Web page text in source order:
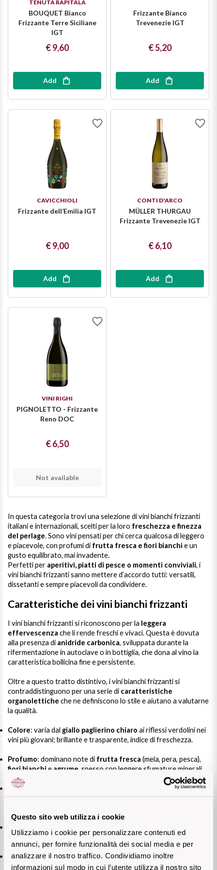
Questo sito web utilizza i cookie
Utilizziamo i cookie per personalizzare contenuti ed
annunci, per fornire funzionalità dei social media e per
analizzare il nostro traffico. Condividiamo inoltre
informazioni sul modo in cui l’utente utilizza il nostro sito
Melini
Re Manfredi
Tenuta Rapitala'
La Selvanella
Bordeaux
Emilia Romagna
Friuli Venezia Giulia
Lombardia
Piemonte
Toscana
Trentino
Umbria
Veneto
Casali 1900
Lambrusco and Spergola
Nebbiolo
Pinot Nero
Primitivo
Prosecco
Sauvignon
Sforzato di Valtellina
Soave
Trento DOC
Valpolicella
Alcohol Free
Emilian Wines
Friulian Wines
Lazio Wines
Lomabrdia Wines
Puglia Wines
Sicilian Wines
Tuscan Wines
Trentino Wines
Umbrian wines
Veneto Wines
Champagne wines
Bordeaux wines
See all
Find out more
SICILY WHITE
WINES
Find out more
TENUTA RAPITALÀ
BOUQUET Bianco
Frizzante Terre Siciliane
IGT
€ 9,60
Add
Frizzante Bianco
Trevenezie IGT
€ 5,20
Add
CAVICCHIOLI
Frizzante dell’Emilia IGT
€ 9,00
Add
CONTI D'ARCO
MÜLLER THURGAU
Frizzante Trevenezie IGT
€ 6,10
Add
VINI RIGHI
PIGNOLETTO - Frizzante
Reno DOC
€ 6,50
Not available
In questa categoria trovi una selezione di vini bianchi frizzanti
italiani e internazionali, scelti per la loro freschezza e finezza
del perlage. Sono vini pensati per chi cerca qualcosa di leggero
e piacevole, con profumi di frutta fresca e fiori bianchi e un
gusto equilibrato, mai invadente.
Perfetti per aperitivi, piatti di pesce o momenti conviviali, i
vini bianchi frizzanti sanno mettere d’accordo tutti: versatili,
dissetanti e sempre piacevoli da condividere.
Caratteristiche dei vini bianchi frizzanti
I vini bianchi frizzanti si riconoscono per la leggera
effervescenza che li rende freschi e vivaci. Questa è dovuta
alla presenza di anidride carbonica, sviluppata durante la
rifermentazione in autoclave o in bottiglia, che dona al vino la
caratteristica bollicina fine e persistente.
Oltre a questo tratto distintivo, i vini bianchi frizzanti si
contraddistinguono per una serie di caratteristiche
organolettiche che ne definiscono lo stile e aiutano a valutarne
la qualità.
Colore: varia dal giallo paglierino chiaro ai riflessi verdolini nei
vini più giovani; brillante e trasparente, indice di freschezza.
Profumo: dominano note di frutta fresca (mela, pera, pesca),
fiori bianchi e agrume , spesso con leggere sfumature minerali.
Gusto fresco, leggermente secco o morbido, con
una sensazione vivace e dissetante che invita a un nuovo
condotta e di buona qualità.
Gradazione alcolica: moderata, in genere tra l’11% e il 12%
pensata per un consumo piacevole e immediato.